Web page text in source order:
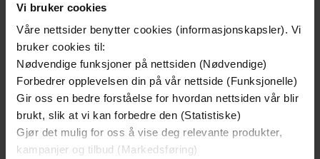
Vi bruker cookies
Våre nettsider benytter cookies (informasjonskapsler). Vi
bruker cookies til:
Nødvendige funksjoner på nettsiden (Nødvendige)
Forbedrer opplevelsen din på vår nettside (Funksjonelle)
Gir oss en bedre forståelse for hvordan nettsiden vår blir
brukt, slik at vi kan forbedre den (Statistiske)
Gjør det mulig for oss å vise deg relevante produkter,
kampanjer og tilbud (Markedsføring)